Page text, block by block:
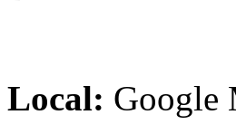
Local: Google